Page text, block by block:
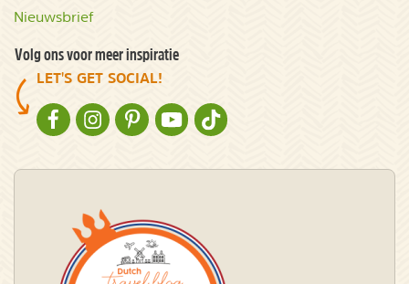
Nieuwsbrief
Volg ons voor meer inspiratie
LET'S GET SOCIAL!
NATURESCANNER OP FACEBOOK
NATURESCANNER OP INSTAGRAM
NATURESCANNER OP PINTEREST
NATURESCANNER OP YOUTUBE
NATURESCANNER OP TIKTOK